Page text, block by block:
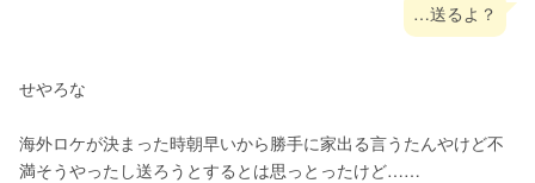
…送るよ？
せやろな
海外ロケが決まった時朝早いから勝手に家出る言うたんやけど不
満そうやったし送ろうとするとは思っとったけど……